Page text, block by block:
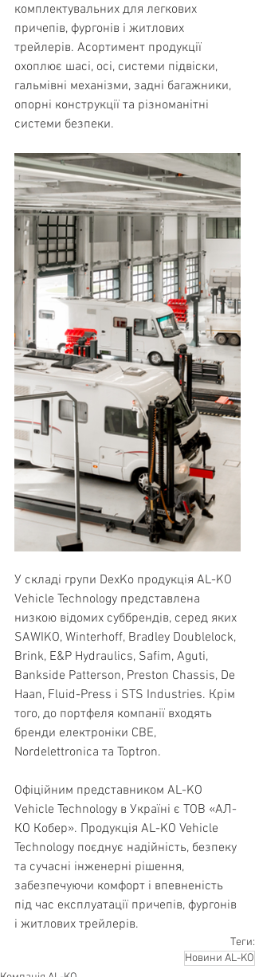
комплектувальних для легкових
причепів, фургонів і житлових
трейлерів. Асортимент продукції
охоплює шасі, осі, системи підвіски,
гальмівні механізми, задні багажники,
опорні конструкції та різноманітні
системи безпеки.
У складі групи DexKo продукція AL-KO
Vehicle Technology представлена
низкою відомих суббрендів, серед яких
SAWIKO, Winterhoff, Bradley Doublelock,
Brink, E&P Hydraulics, Safim, Aguti,
Bankside Patterson, Preston Chassis, De
Haan, Fluid-Press і STS Industries. Крім
того, до портфеля компанії входять
бренди електроніки CBE,
Nordelettronica та Toptron.
Офіційним представником AL-KO
Vehicle Technology в Україні є ТОВ «АЛ-
КО Кобер». Продукція AL-KO Vehicle
Technology поєднує надійність, безпеку
та сучасні інженерні рішення,
забезпечуючи комфорт і впевненість
під час експлуатації причепів, фургонів
і житлових трейлерів.
Теги:
Новини AL-KO